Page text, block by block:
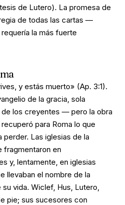
de Lutero). La promesa de
de todas las cartas —
la más fuerte
y estás muerto» (Ap. 3:1).
de la gracia, sola
los creyentes — pero la obra
para Roma lo que
perder. Las iglesias de la
fragmentaron en
y, lentamente, en iglesias
llevaban el nombre de la
vida. Wiclef, Hus, Lutero,
pie; sus sucesores con